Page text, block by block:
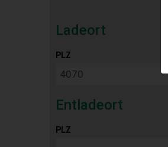
Ladeort
PLZ
Entladeort
PLZ